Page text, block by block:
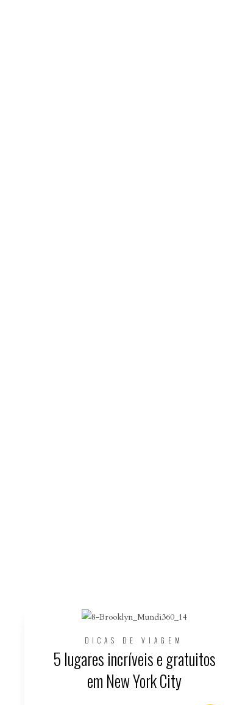
DICAS DE VIAGEM
5 lugares incríveis e gratuitos
em New York City